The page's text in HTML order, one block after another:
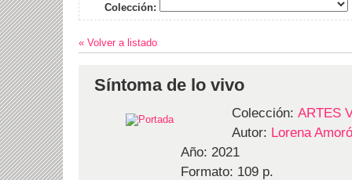
Colección:
« Volver a listado
Síntoma de lo vivo
Colección: ARTES
Autor: Lorena
Año: 2021
Formato: 109 p.